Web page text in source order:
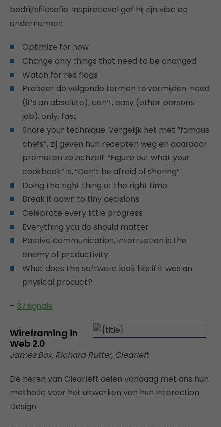
bedrijfsfilosofie. Inspiratievol gaf hij zijn visie op
ondernemen:
Optimize for now
Change only things that need to be changed
Watch for red flags
Probeer de volgende termen te vermijden: need
(it’s an absolute), can’t, easy (other persons
job), only, fast
Share your technique. Vergelijk het met “famous
chefs”, zij geven hun recepten weg en daardoor
promoten ze zichzelf. “Figure out what your
cookbook” is. “Don’t be afraid of sharing”
Doing the right thing at the right time
Break it down to tiny decisions
Celebrate every little progress
Everything you do should matter
Passive communication, interruption is the
enemy of productivity
What does this software look like if it was an
physical product?
– 37signals
Wireframing in
Web 2.0
James Box, Richard Rutter, Clearleft
De heren van Clearleft delen vandaag met ons hun
methode voor het uitwerken van hun Interaction
Design.